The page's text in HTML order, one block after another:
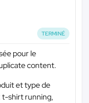
TERMINÉ
pour le
content.
et type de
t-shirt running,